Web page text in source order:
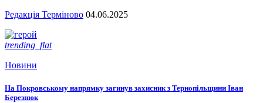
Редакція Терміново 04.06.2025
trending_flat
Новини
На Покровському напрямку загинув захисник з Тернопільщини Іван
Березнюк